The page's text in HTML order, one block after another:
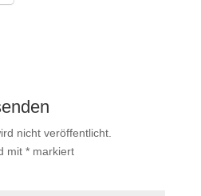
nicht veröffentlicht.
mit *markiert